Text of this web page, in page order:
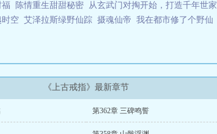
陈情重生甜甜秘密 从玄武门对掏开始，打造千年世家
时空 艾泽拉斯绿野仙踪 摄魂仙帝 我在都市修了个野仙
《上古戒指》最新章节
第362章 三碑鸣誓